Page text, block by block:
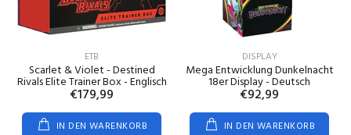
ETB
Scarlet & Violet - Destined
Rivals Elite Trainer Box - Englisch
€179,99
IN DEN WARENKORB
DISPLAY
Mega Entwicklung Dunkelnacht
18er Display - Deutsch
€92,99
IN DEN WARENKORB